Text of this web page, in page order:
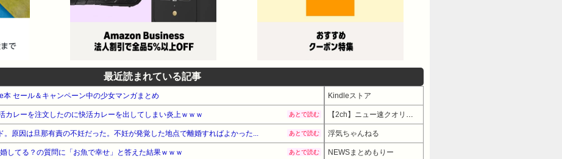
最近読まれている記事
本 セール＆キャンペーン中の少女マンガまとめ Kindleストア
カレーを注文したのに快活カレーを出してしまい炎上ｗｗｗ あとで読む 【2ch】ニュー速クオリティ
。原因は旦那有責の不妊だった。不妊が発覚した地点で離婚すればよかった... あとで読む 浮気ちゃんねる
してる？の質問に「お魚で幸せ」と答えた結果ｗｗｗ あとで読む NEWSまとめもりー